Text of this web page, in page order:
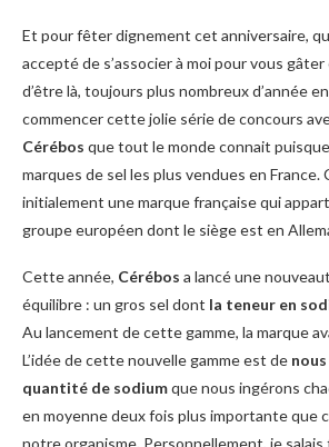
Et pour fêter dignement cet anniversaire,
accepté de s’associer à moi pour vous
d’être là, toujours plus nombreux d’année
commencer cette jolie série de concours
Cérébos que tout le monde connait puisque
marques de sel les plus vendues en France.
initialement une marque française qui
groupe européen dont le siège est en
Cette année, Cérébos a lancé une
équilibre : un gros sel dont la teneur en
Au lancement de cette gamme, la marque
L’idée de cette nouvelle gamme est de
quantité de sodiumque nous ingérons
en moyenne deux fois plus importante que